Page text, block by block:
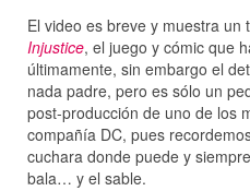
El video es breve y muestra un
Injustice, el juego y cómic que
últimamente, sin embargo el
nada padre, pero es sólo un
post-producción de uno de los
compañía DC, pues
cuchara donde puede y
bala… y el sable.